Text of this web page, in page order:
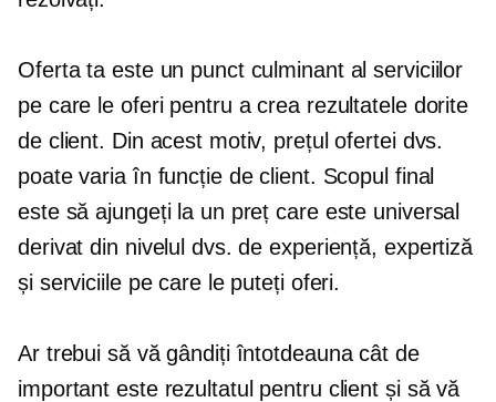
Oferta ta este un punct culminant al serviciilor
pe care le oferi pentru a crea rezultatele dorite
de client. Din acest motiv, prețul ofertei dvs.
poate varia în funcție de client. Scopul final
este să ajungeți la un preț care este universal
derivat din nivelul dvs. de experiență, expertiză
și serviciile pe care le puteți oferi.
Ar trebui să vă gândiți întotdeauna cât de
important este rezultatul pentru client și să vă